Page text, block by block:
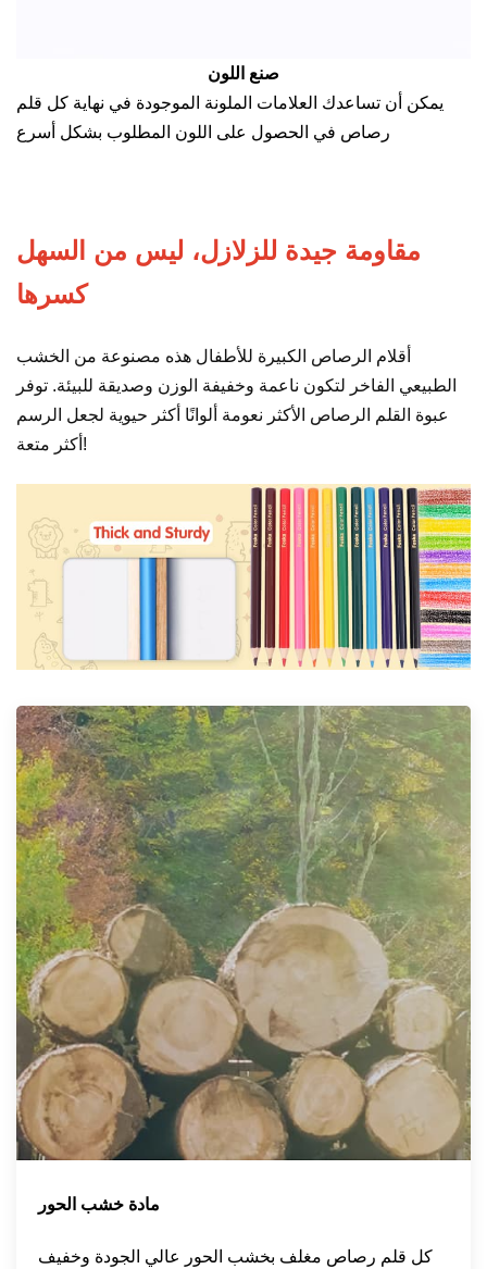
صنع اللون
يمكن أن تساعدك العلامات الملونة الموجودة في نهاية كل قلم
رصاص في الحصول على اللون المطلوب بشكل أسرع
مقاومة جيدة للزلازل، ليس من السهل
كسرها
أقلام الرصاص الكبيرة للأطفال هذه مصنوعة من الخشب
الطبيعي الفاخر لتكون ناعمة وخفيفة الوزن وصديقة للبيئة. توفر
عبوة القلم الرصاص الأكثر نعومة ألوانًا أكثر حيوية لجعل الرسم
أكثر متعة!
مادة خشب الحور
كل قلم رصاص مغلف بخشب الحور عالي الجودة وخفيف